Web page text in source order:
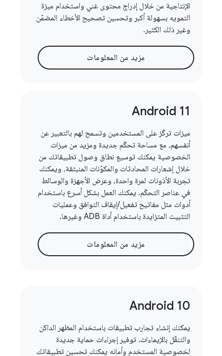
الإنتاجية من خلال إدراج محتوى غني واستخدام ميزة
التمويه بسهولة أكبر وتحسين تصحيح الأخطاء المضمّن
وغير ذلك الكثير.
مزيد من المعلومات
Android 11
ميزات تركّز على المستخدمين وتسمح لهم بالتعبير عن
أنفسهم، مع مساحة تحكّم جديدة ومزيد من ميزات
الخصوصية يمكنك توسيع نطاق وصول تطبيقاتك من
خلال إشعارات المحادثات والمكوّنات المنبثقة، ويمكنك
تجربة الأذونات لمرة واحدة، وعرض الأجهزة والوسائط
في عناصر التحكّم. يمكنك العمل بشكل أسرع باستخدام
أدوات مثل مفاتيح تفعيل/إيقاف التوافق وعمليات
التثبيت المتزايدة باستخدام أداة ADB وغيرها.
مزيد من المعلومات
Android 10
يمكنك إنشاء تجارب تطبيقات باستخدام المظهر الداكن
والتنقّل بالإيماءات. توفير إجراءات حماية جديدة
لخصوصية المستخدم وأمانه يمكنك تحسين تطبيقاتك